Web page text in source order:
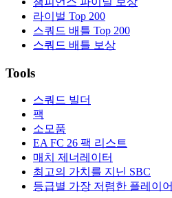
라이벌 Top 200
스쿼드 배틀 Top 200
스쿼드 배틀 보상
Tools
스쿼드 빌더
팩
소모품
EA FC 26 팩 리스트
매치 제너레이터
최고의 가치를 지닌 SBC
등급별 가장 저렴한 플레이어